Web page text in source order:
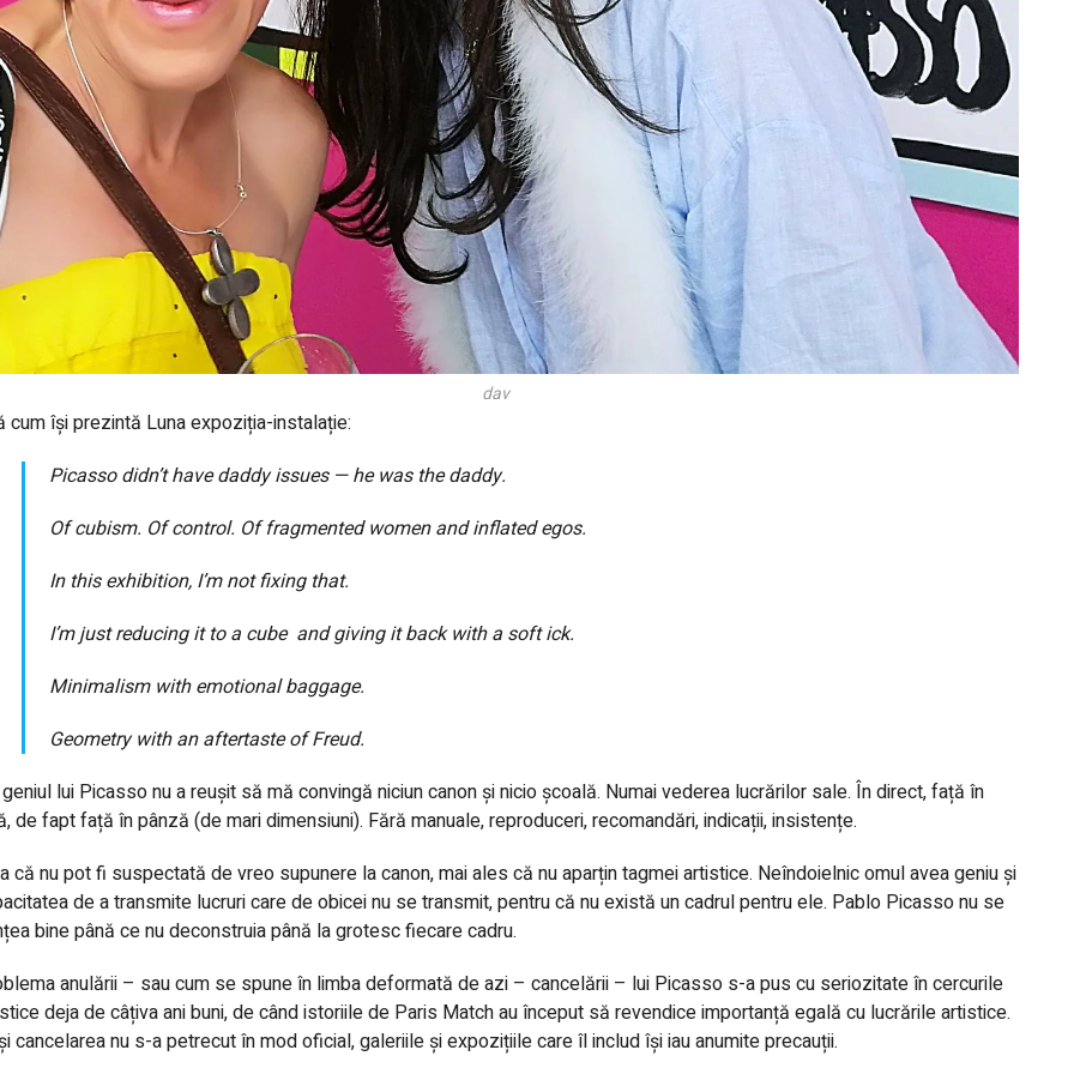
dav
cum își prezintă Luna expoziția-instalație:
Picasso didn’t have daddy issues — he was the daddy.
Of cubism. Of control. Of fragmented women and inflated egos.
In this exhibition, I’m not fixing that.
I’m just reducing it to a cube and giving it back with a soft ick.
Minimalism with emotional baggage.
Geometry with an aftertaste of Freud.
lui Picasso nu a reușit să mă convingă niciun canon și nicio școală. Numai vederea lucrărilor sale. În direct, față în
de fapt față în pânză (de mari dimensiuni). Fără manuale, reproduceri, recomandări, indicații, insistențe.
că nu pot fi suspectată de vreo supunere la canon, mai ales că nu aparțin tagmei artistice. Neîndoielnic omul avea geniu și
de a transmite lucruri care de obicei nu se transmit, pentru că nu există un cadrul pentru ele. Pablo Picasso nu se
bine până ce nu deconstruia până la grotesc fiecare cadru.
anulării – sau cum se spune în limba deformată de azi – cancelării – lui Picasso s-a pus cu seriozitate în cercurile
deja de câțiva ani buni, de când istoriile de Paris Match au început să revendice importanță egală cu lucrările artistice.
cancelarea nu s-a petrecut în mod oficial, galeriile și expozițiile care îl includ își iau anumite precauții.